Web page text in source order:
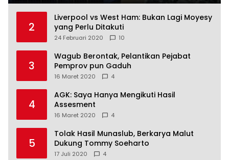
2
Liverpool vs West Ham: Bukan Lagi Moyesy
yang Perlu Ditakuti
24 Februari 2020 10
3
Wagub Berontak, Pelantikan Pejabat
Pemprov pun Gaduh
16 Maret 2020 4
4
AGK: Saya Hanya Mengikuti Hasil
Assesment
16 Maret 2020 4
5
Tolak Hasil Munaslub, Berkarya Malut
Dukung Tommy Soeharto
17 Juli 2020 4